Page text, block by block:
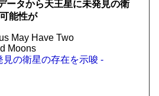
ータから天王星に未発見の衛
能性が
May Have Two
Moons
見の衛星の存在を示唆 -